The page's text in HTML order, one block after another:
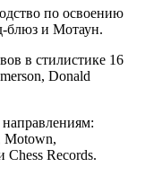
по освоению
блюз и Мотаун.
в стилистике 16
Donald
Motown,
Chess Records.